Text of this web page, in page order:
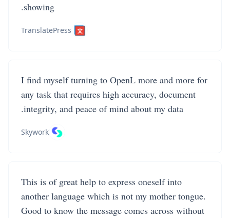
showing.
TranslatePress
I find myself turning to OpenL more and more for
any task that requires high accuracy, document
integrity, and peace of mind about my data.
Skywork
This is of great help to express oneself into
another language which is not my mother tongue.
Good to know the message comes across without